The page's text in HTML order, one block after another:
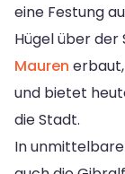
eine Festung
Hügel über
Mauren
und bietet
die Stadt.
In